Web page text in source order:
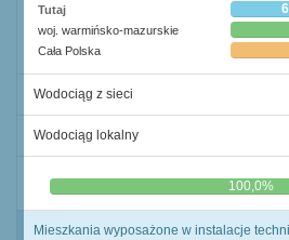
Tutaj
woj. warmińsko-mazurskie
Cała Polska
Wodociąg z sieci
Wodociąg lokalny
0,0% 100,0%
Mieszkania wyposażone w instalacje